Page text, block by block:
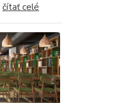
čítať celé